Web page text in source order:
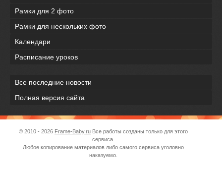
Рамки для 2 фото
Рамки для нескольких фото
Календари
Расписание уроков
Все последние новости
Полная версия сайта
© 2010 - 2026 Frame-Baby.ru Все работы созданы только для этого
сервиса.
Любое копирование материалов либо самого сервиса уголовно
наказуемо.